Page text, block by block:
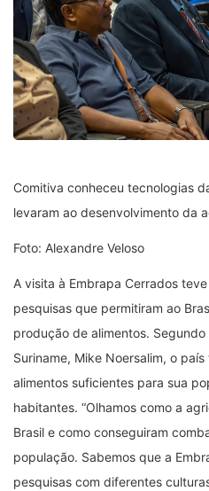
Comitiva conheceu tecnologias
levaram ao desenvolvimento da
Foto: Alexandre Veloso
A visita à Embrapa Cerrados
pesquisas que permitiram ao
produção de alimentos.
Suriname, Mike Noersalim, o
alimentos suficientes para sua
habitantes. “Olhamos como a
Brasil e como conseguiram
população. Sabemos que a
pesquisas com diferentes